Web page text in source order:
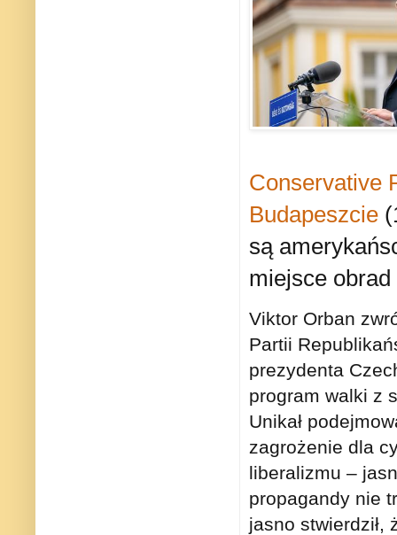
Conservative
Budapeszcie
są
miejsce obrad
Viktor Orban
Partii
prezydenta
program walki z
Unikał
zagrożenie dla
liberalizmu –
propagandy nie
jasno stwierdził,